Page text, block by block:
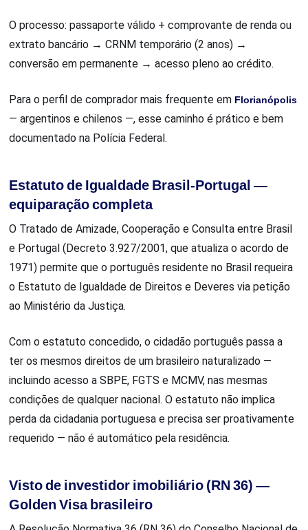
O processo: passaporte válido + comprovante de renda ou
extrato bancário → CRNM temporário (2 anos) →
conversão em permanente → acesso pleno ao crédito.
Para o perfil de comprador mais frequente em Florianópolis
— argentinos e chilenos —, esse caminho é prático e bem
documentado na Polícia Federal.
Estatuto de Igualdade Brasil-Portugal —
equiparação completa
O Tratado de Amizade, Cooperação e Consulta entre Brasil
e Portugal (Decreto 3.927/2001, que atualiza o acordo de
1971) permite que o português residente no Brasil requeira
o Estatuto de Igualdade de Direitos e Deveres via petição
ao Ministério da Justiça.
Com o estatuto concedido, o cidadão português passa a
ter os mesmos direitos de um brasileiro naturalizado —
incluindo acesso a SBPE, FGTS e MCMV, nas mesmas
condições de qualquer nacional. O estatuto não implica
perda da cidadania portuguesa e precisa ser proativamente
requerido — não é automático pela residência.
Visto de investidor imobiliário (RN 36) —
Golden Visa brasileiro